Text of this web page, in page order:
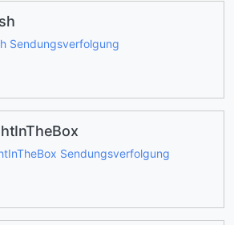
Sendungsverfolgung
Sendungsverfolgung